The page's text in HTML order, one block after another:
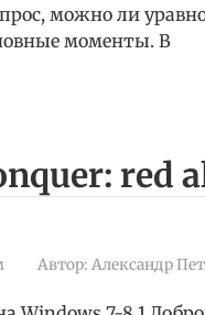
можно ли
моменты. В
red
Автор: Александр